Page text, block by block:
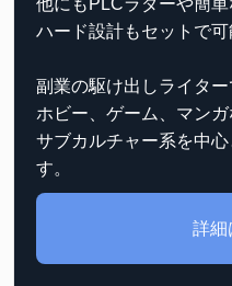
他にもPLCラダーや簡
ハード設計もセットで可
副業の駆け出しライター
ホビー、ゲーム、マン
サブカルチャー系を中
す。
詳細